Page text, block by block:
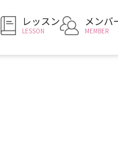
レッスン
LESSON
メンバ
MEMBER